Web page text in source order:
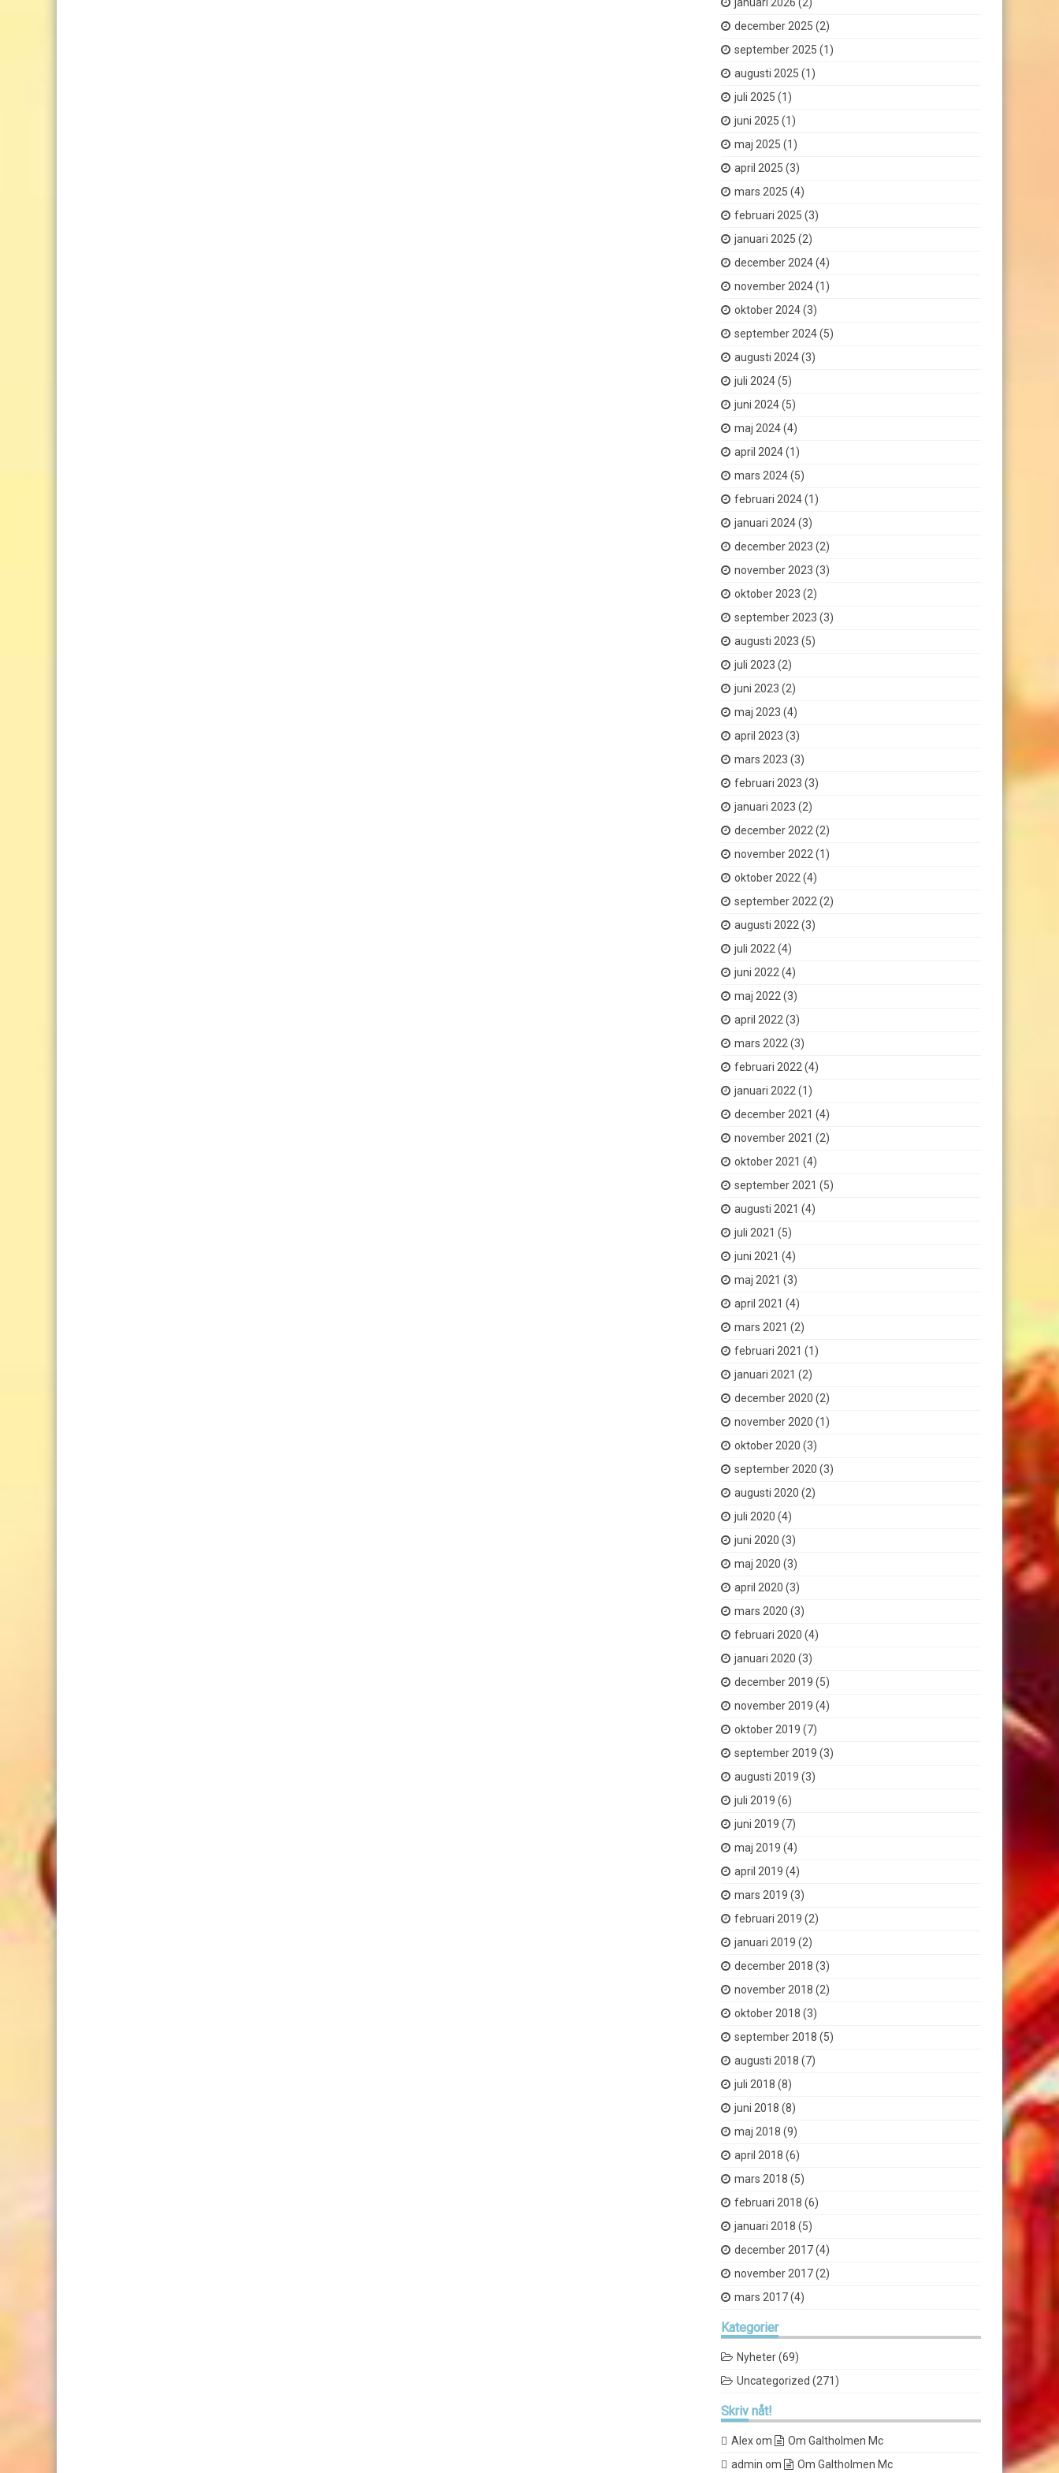
december 2025 (2)
september 2025 (1)
augusti 2025 (1)
juli 2025 (1)
juni 2025 (1)
maj 2025 (1)
april 2025 (3)
mars 2025 (4)
februari 2025 (3)
januari 2025 (2)
december 2024(4)
november 2024(1)
oktober 2024(3)
september 2024(5)
augusti 2024(3)
juli 2024(5)
juni 2024(5)
maj 2024(4)
april 2024(1)
mars 2024(5)
februari 2024(1)
januari 2024(3)
december 2023 (2)
november 2023 (3)
oktober 2023 (2)
september 2023 (3)
augusti 2023 (5)
juli 2023 (2)
juni 2023 (2)
maj 2023 (4)
april 2023 (3)
mars 2023 (3)
februari 2023 (3)
januari 2023 (2)
december 2022 (2)
november 2022 (1)
oktober 2022 (4)
september 2022 (2)
augusti 2022 (3)
juli 2022 (4)
juni 2022 (4)
maj 2022 (3)
april 2022 (3)
mars 2022 (3)
februari 2022 (4)
januari 2022 (1)
december 2021 (4)
november 2021 (2)
oktober 2021 (4)
september 2021 (5)
augusti 2021 (4)
juli 2021 (5)
juni 2021 (4)
maj 2021 (3)
april 2021 (4)
mars 2021 (2)
februari 2021 (1)
januari 2021 (2)
december 2020 (2)
november 2020 (1)
oktober 2020 (3)
september 2020 (3)
augusti 2020 (2)
juli 2020 (4)
juni 2020 (3)
maj 2020 (3)
april 2020 (3)
mars 2020 (3)
februari 2020 (4)
januari 2020 (3)
december 2019 (5)
november 2019 (4)
oktober 2019 (7)
september 2019 (3)
augusti 2019 (3)
juli 2019 (6)
juni 2019 (7)
maj 2019 (4)
april 2019 (4)
mars 2019 (3)
februari 2019 (2)
januari 2019 (2)
december 2018 (3)
november 2018 (2)
oktober 2018 (3)
september 2018 (5)
augusti 2018 (7)
juli 2018 (8)
juni 2018 (8)
maj 2018 (9)
april 2018 (6)
mars 2018 (5)
februari 2018 (6)
januari 2018 (5)
december 2017(4)
november 2017(2)
mars 2017(4)
Kategorier
Nyheter(69)
Uncategorized (271)
Skriv nåt!
Alexom
Om Galtholmen Mc
admin om Om Galtholmen Mc